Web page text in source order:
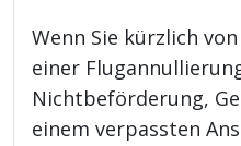
Wenn Sie kürzlich
einer
Nichtbeförderung,
einem verpassten